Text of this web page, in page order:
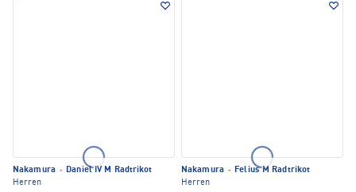
Nakamura · Daniel IV M Radtrikot
Herren
Nakamura · Felius M Radtrikot
Herren